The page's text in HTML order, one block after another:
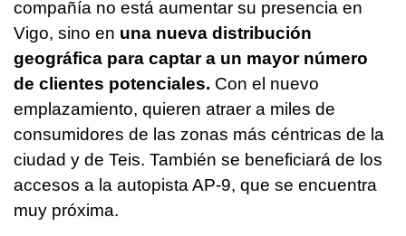
compañía no está aumentar su presencia en
Vigo, sino en una nueva distribución
geográfica para captar a un mayor número
de clientes potenciales. Con el nuevo
emplazamiento, quieren atraer a miles de
consumidores de las zonas más céntricas de la
ciudad y de Teis. También se beneficiará de los
accesos a la autopista AP-9, que se encuentra
muy próxima.